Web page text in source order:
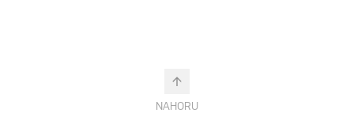
NAHORU